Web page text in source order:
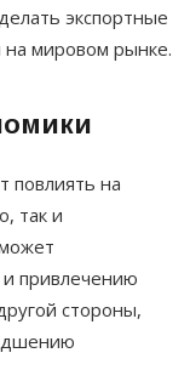
экспортные
на мировом рынке.
повлиять на
так и
и привлечению
стороны,